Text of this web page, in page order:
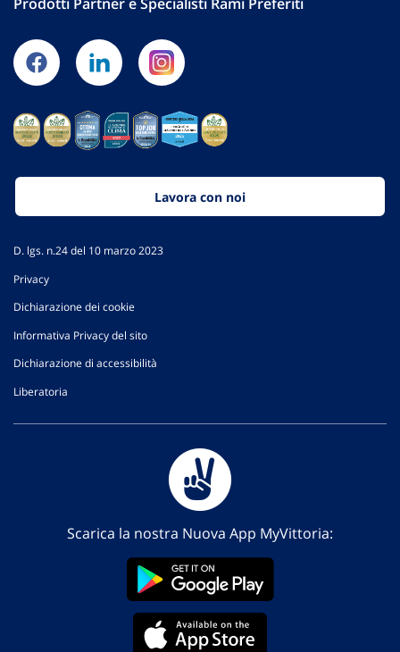
Lavora con noi
D. lgs. n.24 del 10 marzo 2023
Privacy
Dichiarazione dei cookie
Informativa Privacy del sito
Dichiarazione di accessibilità
Liberatoria
Scarica la nostra Nuova App MyVittoria: